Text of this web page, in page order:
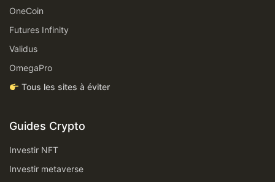
OneCoin
Futures Infinity
Validus
OmegaPro
Tous les sites à éviter
Guides Crypto
Investir NFT
Investir metaverse